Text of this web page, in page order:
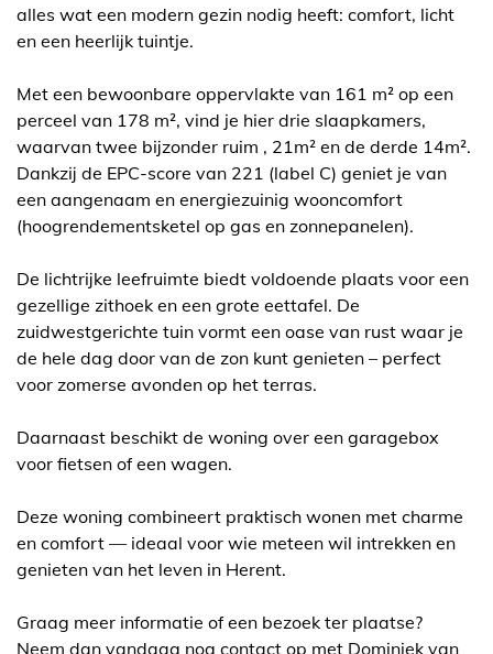
alles wat een modern gezin nodig heeft: comfort, licht
en een heerlijk tuintje.
Met een bewoonbare oppervlakte van 161 m² op een
perceel van 178 m², vind je hier drie slaapkamers,
waarvan twee bijzonder ruim , 21m² en de derde 14m².
Dankzij de EPC-score van 221 (label C) geniet je van
een aangenaam en energiezuinig wooncomfort
(hoogrendementsketel op gas en zonnepanelen).
De lichtrijke leefruimte biedt voldoende plaats voor een
gezellige zithoek en een grote eettafel. De
zuidwestgerichte tuin vormt een oase van rust waar je
de hele dag door van de zon kunt genieten – perfect
voor zomerse avonden op het terras.
Daarnaast beschikt de woning over een garagebox
voor fietsen of een wagen.
Deze woning combineert praktisch wonen met charme
en comfort — ideaal voor wie meteen wil intrekken en
genieten van het leven in Herent.
Graag meer informatie of een bezoek ter plaatse?
Neem dan vandaag nog contact op met Dominiek van